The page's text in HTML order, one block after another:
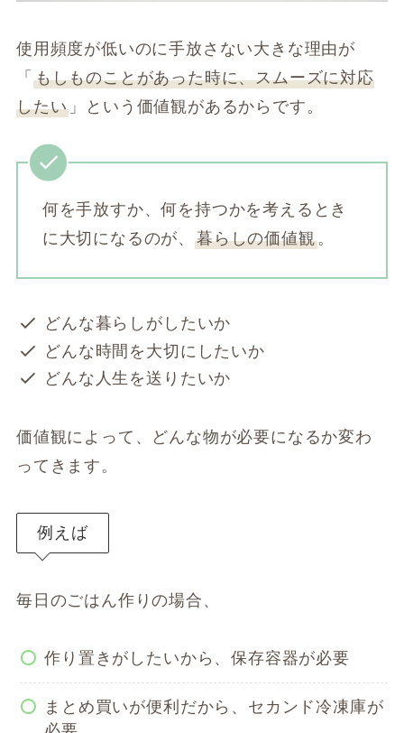
使用頻度が低いのに手放さない大きな理由が
「 もしものことがあった時に、スムーズに対応
したい 」という価値観があるからです。
何を手放すか、何を持つかを考えるとき
に大切になるのが、暮らしの価値観。
どんな暮らしがしたいか
どんな時間を大切にしたいか
どんな人生を送りたいか
価値観によって、どんな物が必要になるか変わ
ってきます。
例えば
毎日のごはん作りの場合、
作り置きがしたいから、保存容器が必要
まとめ買いが便利だから、セカンド冷凍庫が